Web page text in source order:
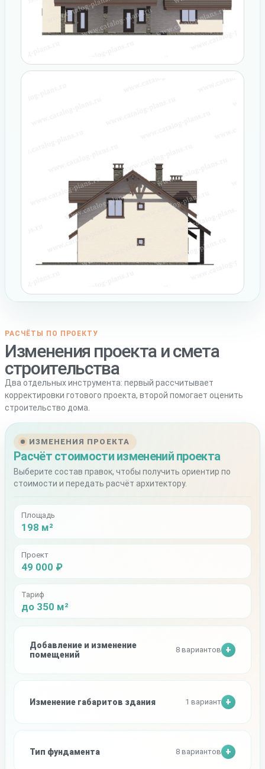
РАСЧЁТЫ ПО ПРОЕКТУ
Изменения проекта и смета
строительства
Два отдельных инструмента: первый рассчитывает
корректировки готового проекта, второй помогает оценить
строительство дома.
ИЗМЕНЕНИЯ ПРОЕКТА
Расчёт стоимости изменений проекта
Выберите состав правок, чтобы получить ориентир по
стоимости и передать расчёт архитектору.
Площадь
198 м²
Проект
49 000 ₽
Тариф
до 350 м²
Добавление и изменение
помещений
8 вариантов
Изменение габаритов здания 1 вариант
Тип фундамента 8 вариантов